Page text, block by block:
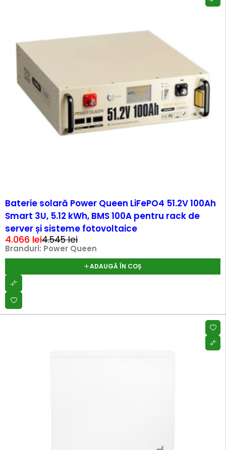
Baterie solară Power Queen LiFePO4 51.2V 100Ah
Smart 3U, 5.12 kWh, BMS 100A pentru rack de
server și sisteme fotovoltaice
4.545lei
4.066 lei
Branduri: Power Queen
ADAUGĂ ÎN COȘ